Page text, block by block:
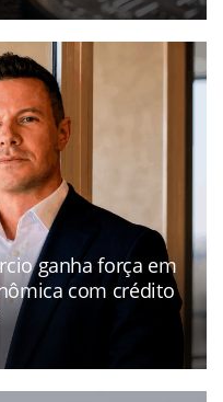
ganha força em
com crédito